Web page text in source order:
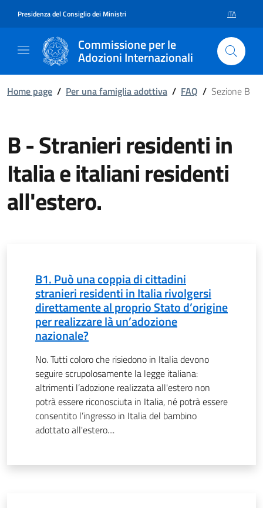
Presidenza del Consiglio dei Ministri ITA
Commissione per le
Adozioni Internazionali
Home page / Per una famiglia adottiva / FAQ / Sezione B
B - Stranieri residenti in
Italia e italiani residenti
all'estero.
B1. Può una coppia di cittadini
stranieri residenti in Italia rivolgersi
direttamente al proprio Stato d’origine
per realizzare là un’adozione
nazionale?
No. Tutti coloro che risiedono in Italia devono
seguire scrupolosamente la legge italiana:
altrimenti l’adozione realizzata all'estero non
potrà essere riconosciuta in Italia, né potrà essere
consentito l’ingresso in Italia del bambino
adottato all'estero....